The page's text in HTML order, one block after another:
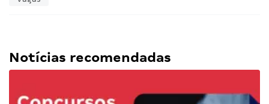
Notícias recomendadas